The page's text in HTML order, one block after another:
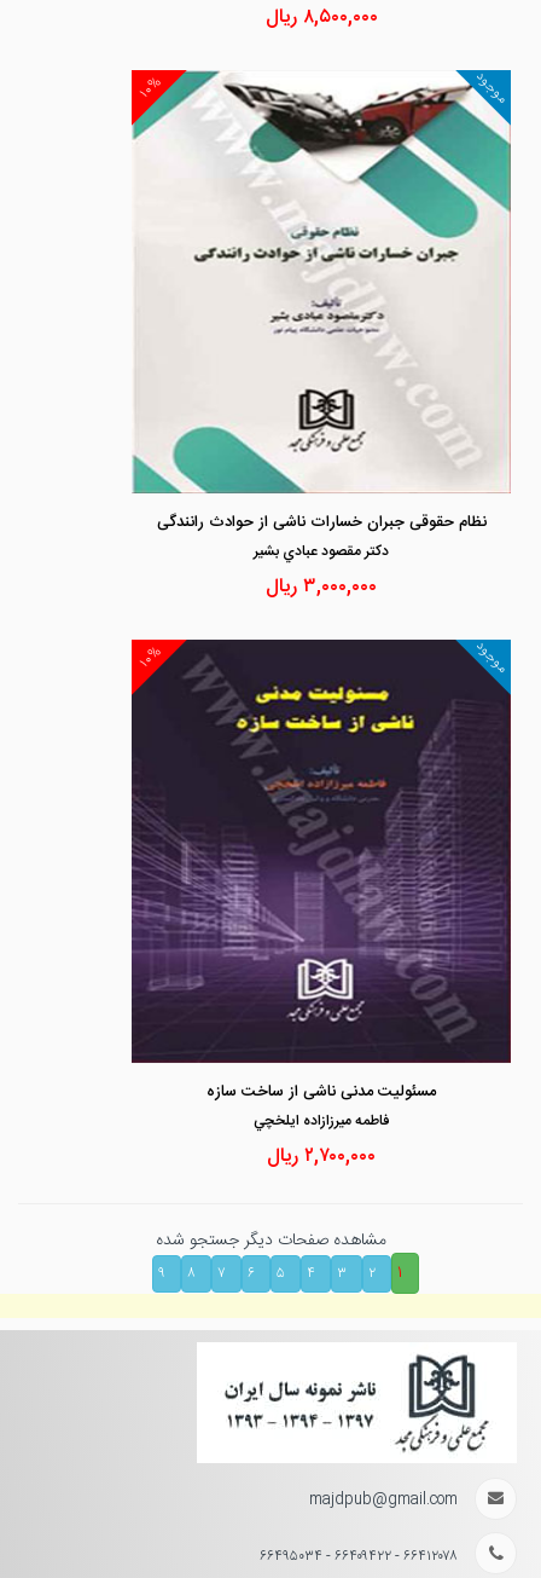
۸,۵۰۰,۰۰۰ ریال
۱۰% موجود
نظام حقوقی جبران خسارات ناشی از حوادث رانندگی
دكتر مقصود عبادي بشير
۳,۰۰۰,۰۰۰ریال
۱۰% موجود
مسئولیت مدنی ناشی از ساخت سازه
فاطمه ميرزازاده ايلخچي
۲,۷۰۰,۰۰۰ریال
مشاهده صفحات دیگر جستجو شده
۱
۲ ۳ ۴ ۵ ۶ ۷ ۸ ۹
majdpub@gmail.com
۶۶۴۱۲۰۷۸ - ۶۶۴۰۹۴۲۲ - ۶۶۴۹۵۰۳۴